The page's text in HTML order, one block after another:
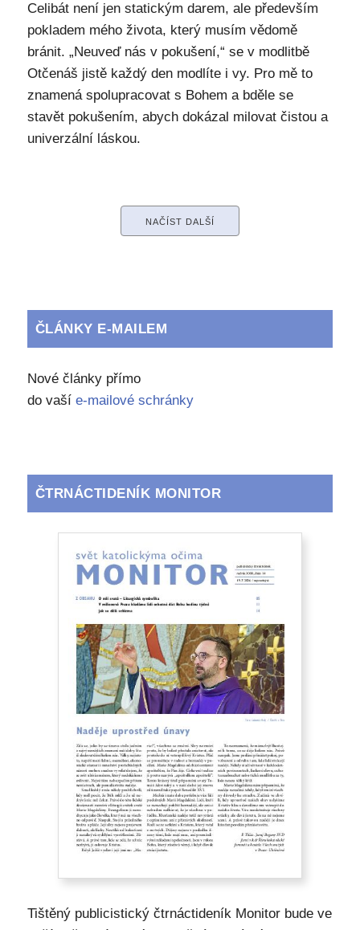
Celibát není jen statickým darem, ale především
pokladem mého života, který musím vědomě
bránit. „Neuveď nás v pokušení,“ se v modlitbě
Otčenáš jistě každý den modlíte i vy. Pro mě to
znamená spolupracovat s Bohem a bděle se
stavět pokušením, abych dokázal milovat čistou a
univerzální láskou.
NAČÍST DALŠÍ
ČLÁNKY E-MAILEM
Nové články přímo
do vaší e-mailové schránky
ČTRNÁCTIDENÍK MONITOR
Tištěný publicistický čtrnáctideník Monitor bude ve